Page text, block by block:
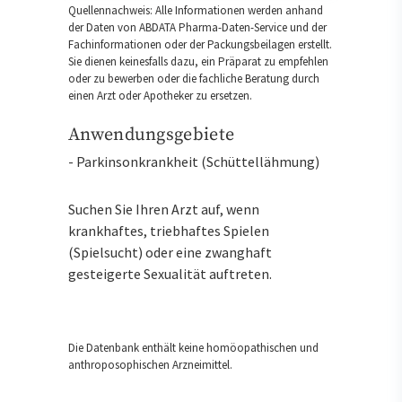
Quellennachweis: Alle Informationen werden anhand
der Daten von ABDATA Pharma-Daten-Service und der
Fachinformationen oder der Packungsbeilagen erstellt.
Sie dienen keinesfalls dazu, ein Präparat zu empfehlen
oder zu bewerben oder die fachliche Beratung durch
einen Arzt oder Apotheker zu ersetzen.
Anwendungsgebiete
- Parkinsonkrankheit (Schüttellähmung)
Suchen Sie Ihren Arzt auf, wenn
krankhaftes, triebhaftes Spielen
(Spielsucht) oder eine zwanghaft
gesteigerte Sexualität auftreten.
Die Datenbank enthält keine homöopathischen und
anthroposophischen Arzneimittel.